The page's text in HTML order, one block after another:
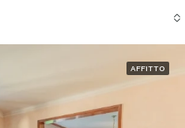
AFFITTO